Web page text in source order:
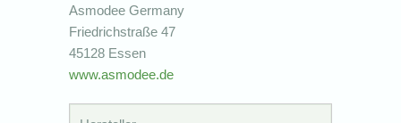
Asmodee Germany
Friedrichstraße 47
45128 Essen
www.asmodee.de